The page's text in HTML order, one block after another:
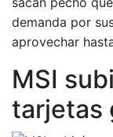
demanda por
aprovechar
MSI
tarjetas